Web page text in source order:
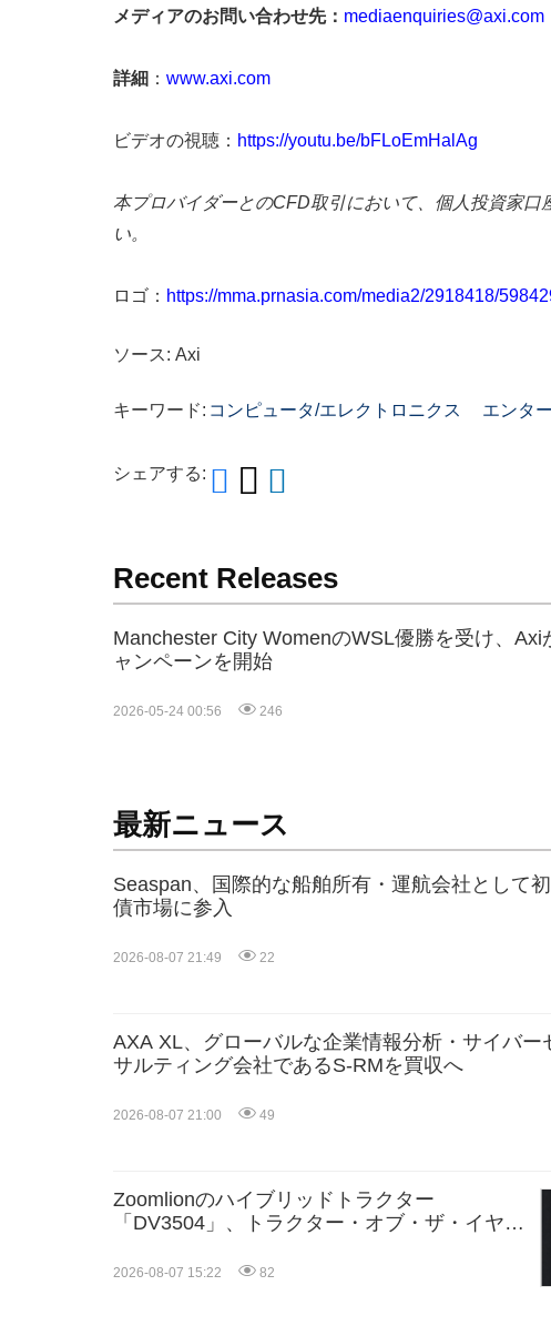
メディアのお問い合わせ先： mediaenquiries@axi.com
詳細 ： www.axi.com
ビデオの視聴： https://youtu.be/bFLoEmHalAg
本プロバイダーとのCFD取引において、個人投資家
い。
ロゴ： https://mma.prnasia.com/media2/2918418/
ソース: Axi
キーワード: コンピュータ/エレクトロニクス エンタ
シェアする:
Recent Releases
Manchester City WomenのWSL優勝を受け、Axi
ャンペーンを開始
2026-05-24 00:56 246
最新ニュース
Seaspan、国際的な船舶所有・運航会社として
債市場に参入
2026-08-07 21:49 22
AXA XL、グローバルな企業情報分析・サイバー
サルティング会社であるS-RMを買収へ
2026-08-07 21:00 49
Zoomlionのハイブリッドトラクター
「DV3504」、トラクター・オブ・ザ・イヤー
り、中国製高馬力農業機械分野で画期的成果
2026-08-07 15:22 82